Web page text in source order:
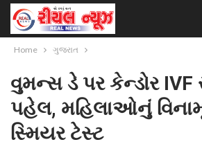
Home ગુજરાત
વુમન્સ ડે પર કેન્ડોર IVF
પહેલ, મહિલાઓનું
સ્મિયર ટેસ્ટ